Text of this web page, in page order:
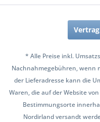
* Alle Preise inkl.
Nachnahmegebühren, wenn
der Lieferadresse kann die
Waren, die auf der Website
Bestimmungsorte
Nordirland versandt